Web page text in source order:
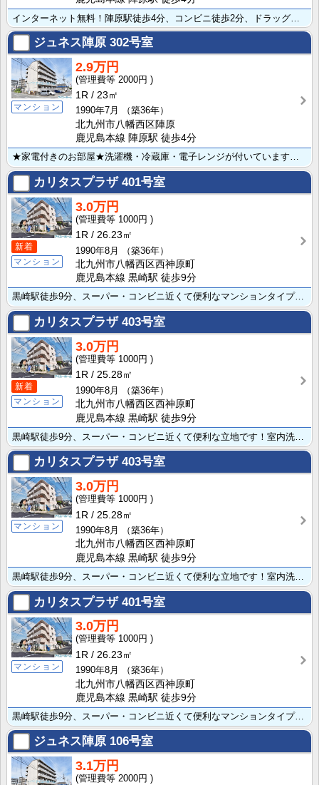
ジュネス陣原 302号室
マンション
2.9万円
2000円
1R
23㎡
1990年7月
（築36年）
北九州市八幡西区陣原
鹿児島本線 陣原駅 徒歩4分
★家電付きのお部屋★洗濯機・冷蔵庫・電子レンジが付いています！！陣原駅徒歩4分、コンビニ徒歩2分、ド･･･
カリタスプラザ 401号室
新着
マンション
3.0万円
1000円
1R
26.23㎡
1990年8月
（築36年）
北九州市八幡西区西神原町
鹿児島本線 黒崎駅 徒歩9分
黒崎駅徒歩9分、スーパー・コンビニ近くて便利なマンションタイプ。最上階ロフト付きのお部屋です。バスト･･･
カリタスプラザ 403号室
新着
マンション
3.0万円
1000円
1R
25.28㎡
1990年8月
（築36年）
北九州市八幡西区西神原町
鹿児島本線 黒崎駅 徒歩9分
カリタスプラザ 403号室
マンション
3.0万円
1000円
1R
25.28㎡
1990年8月
（築36年）
北九州市八幡西区西神原町
鹿児島本線 黒崎駅 徒歩9分
カリタスプラザ 401号室
マンション
3.0万円
1000円
1R
26.23㎡
1990年8月
（築36年）
北九州市八幡西区西神原町
鹿児島本線 黒崎駅 徒歩9分
黒崎駅徒歩9分、スーパー・コンビニ近くて便利なマンションタイプ。最上階ロフト付きのお部屋です。バスト･･･
ジュネス陣原 106号室
3.1万円
2000円